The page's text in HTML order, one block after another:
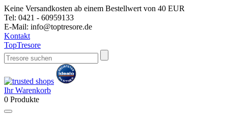
Keine Versandkosten ab einem Bestellwert von 40 EUR
Tel: 0421 - 60959133
E-Mail: info@toptresore.de
Kontakt
TopTresore
Ihr Warenkorb
0 Produkte